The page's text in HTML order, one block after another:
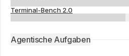
Terminal-Bench 2.0
Agentische Aufgaben